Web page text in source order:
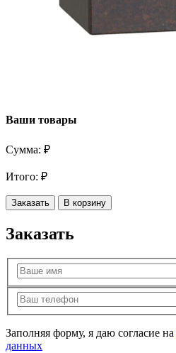
Ваши товары
Сумма: ₽
Итого: ₽
Заказать В корзину
Заказать
Заполняя форму, я даю согласие на
данных